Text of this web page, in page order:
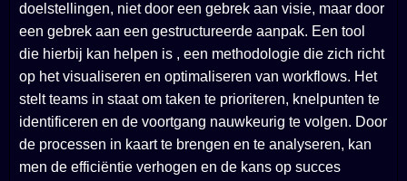
doelstellingen, niet door een gebrek aan visie, maar door
een gebrek aan een gestructureerde aanpak. Een tool
die hierbij kan helpen is , een methodologie die zich richt
op het visualiseren en optimaliseren van workflows. Het
stelt teams in staat om taken te prioriteren, knelpunten te
identificeren en de voortgang nauwkeurig te volgen. Door
de processen in kaart te brengen en te analyseren, kan
men de efficiëntie verhogen en de kans op succes